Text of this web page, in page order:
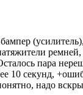
пара
10 секунд,
надо